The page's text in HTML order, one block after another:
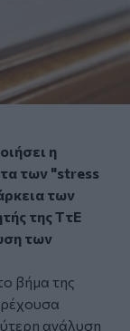
η
των "stress
των
της ΤτΕ
των
βήμα της
ανάλυση